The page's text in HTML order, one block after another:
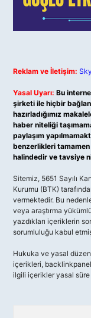
Reklam ve İletişim:
Yasal Uyarı: Bu
şirketi ile hiçbir
hazırladığımız
haber niteliği
paylaşım
benzerlikleri
halindedir ve tavsiye
Sitemiz, 5651 Sayılı
Kurumu (BTK)
vermektedir. Bu
veya araştırma
yazdıkları içeriklerin
sorumluluğu kabul
Hukuka ve yasal
içerikleri,
ilgili içerikler yasal süre